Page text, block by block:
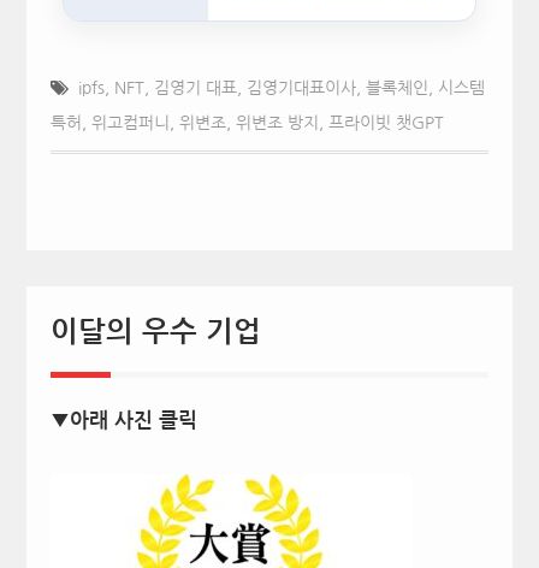
ipfs, NFT, 김영기 대표 김영기대표이사, 블록체인 시스템
특허 위고컴퍼니 위변조 위변조 방지 프라이빗 챗GPT
이달의 우수 기업
▼아래 사진 클릭